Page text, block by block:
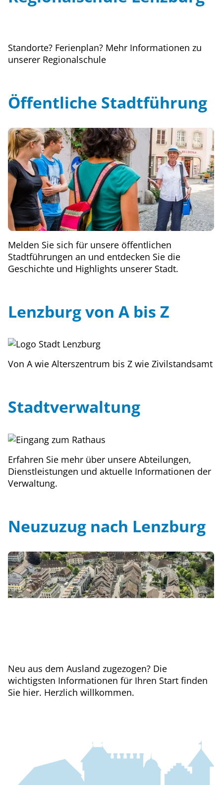
Standorte? Ferienplan? Mehr Informationen zu
unserer Regionalschule
Öffentliche Stadtführung
Melden Sie sich für unsere öffentlichen
Stadtführungen an und entdecken Sie die
Geschichte und Highlights unserer Stadt.
Lenzburg von A bis Z
Von A wie Alterszentrum bis Z wie Zivilstandsamt
Stadtverwaltung
Erfahren Sie mehr über unsere Abteilungen,
Dienstleistungen und aktuelle Informationen der
Verwaltung.
Neuzuzug nach Lenzburg
Neu aus dem Ausland zugezogen? Die
wichtigsten Informationen für Ihren Start finden
Sie hier. Herzlich willkommen.